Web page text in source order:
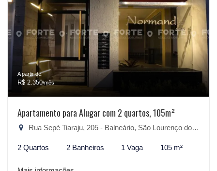
A partir de:
R$ 2.350/mês
Apartamento para Alugar com 2 quartos, 105m²
Rua Sepé Tiaraju, 205 - Balneário, São Lourenço do Sul-RS
2 Quartos 2 Banheiros 1 Vaga 105 m²